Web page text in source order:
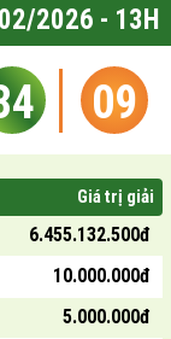
2026 - 13H
09
Giá trị giải
6.455.132.500đ
10.000.000đ
5.000.000đ